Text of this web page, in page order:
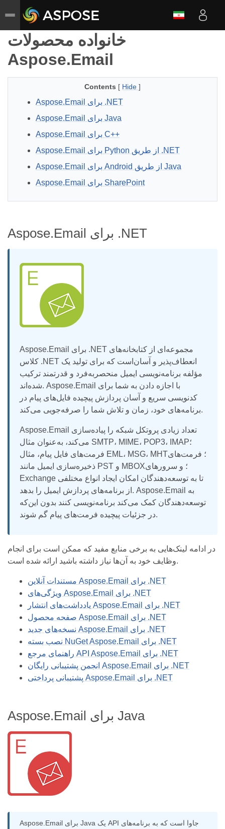
خانواده محصولات
Aspose.Email
Contents [ Hide ]
Aspose.Email برای .NET
Aspose.Email برای Java
Aspose.Email برای C++
Aspose.Email برای Python از طریق .NET
Aspose.Email برای Android از طریق Java
Aspose.Email برای SharePoint
Aspose.Email برای .NET
Aspose.Email برای .NET مجموعه‌ای از کتابخانه‌های
کلاس .NET انعطاف‌پذیر و آسان‌است که برای تولید یک
مؤلفه برنامه‌نویسی ایمیل منحصربه‌فرد و قدرتمند ترکیب
شده‌اند. Aspose.Email با اجازه دادن به شما برای
کدنویسی سریع و آسان پردازش پیچیده فایل‌های پیام در
برنامه‌های خود، زمان و تلاش شما را صرفه‌جویی می‌کند.
Aspose.Email تعداد زیادی پروتکل شبکه را پیاده‌سازی
می‌کند، به‌عنوان مثال SMTP، MIME، POP3، IMAP؛
فرمت‌های فایل پیام، مثال EML، MSG، MHT؛ فرمت‌های
ذخیره‌سازی ایمیل مانند PST و MBOX؛ و سرورهای
Exchange تا به توسعه‌دهندگان امکان ایجاد انواع مختلفی
از برنامه‌های پردازش ایمیل را بدهد. Aspose.Email به
توسعه‌دهندگان کمک می‌کند برنامه‌نویسی کنند بدون این‌که
در جزئیات پیچیده فرمت‌های پیام گم شوند.
در ادامه لینک‌هایی به برخی منابع مفید که ممکن است برای انجام
وظایف خود به آن‌ها نیاز داشته باشید ارائه شده است.
مستندات آنلاین Aspose.Email برای .NET
ویژگی‌های Aspose.Email برای .NET
یادداشت‌های انتشار Aspose.Email برای .NET
صفحه محصول Aspose.Email برای .NET
نسخه‌های جدید Aspose.Email برای .NET
نصب بسته NuGet Aspose.Email برای .NET
راهنمای مرجع API Aspose.Email برای .NET
انجمن پشتیبانی رایگان Aspose.Email برای .NET
پشتیبانی پرداختی Aspose.Email برای .NET
Aspose.Email برای Java
Aspose.Email برای Java یک API جاوا است که به برنامه‌های